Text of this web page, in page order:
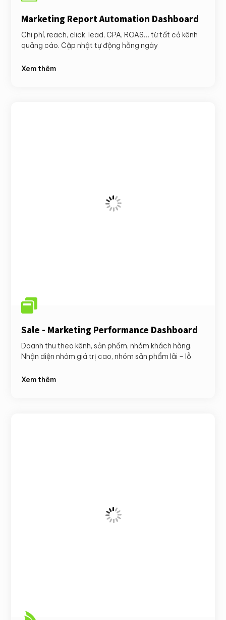
Marketing Report Automation Dashboard
Chi phí, reach, click, lead, CPA, ROAS… từ tất cả kênh
quảng cáo. Cập nhật tự động hằng ngày
Xem thêm

Sale - Marketing Performance Dashboard
Doanh thu theo kênh, sản phẩm, nhóm khách hàng.
Nhận diện nhóm giá trị cao, nhóm sản phẩm lãi – lỗ
Xem thêm